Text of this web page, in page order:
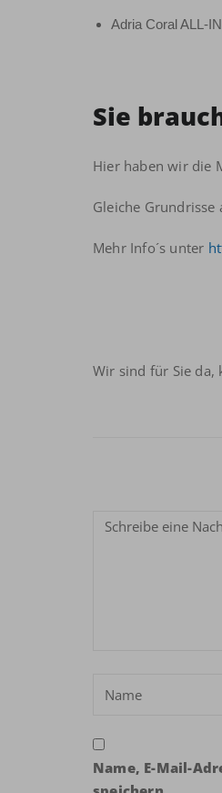
Adria Coral ALL-IN
Sie
Hier haben wir die
Gleiche
Mehr Info´s unter
Wir sind für Sie da,
Name, E-Mail-